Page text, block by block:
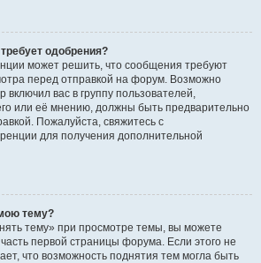
одобрения?
может решить, что сообщения требуют
перед отправкой на форум. Возможно
включил вас в группу пользователей,
или её мнению, должны быть предварительно
Пожалуйста, свяжитесь с
для получения дополнительной
тему?
тему» при просмотре темы, вы можете
первой страницы форума. Если этого не
что возможность поднятия тем могла быть